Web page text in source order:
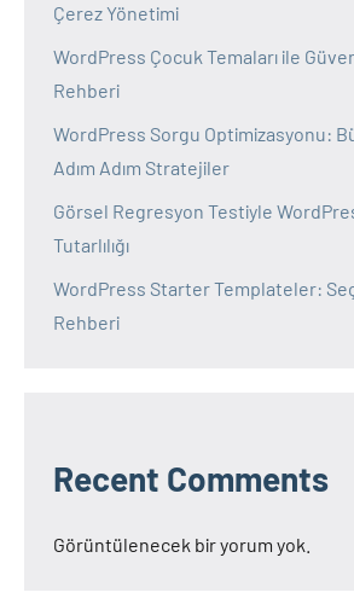
Çerez Yönetimi
WordPress Çocuk Temaları ile
Rehberi
WordPress Sorgu Optimizasyonu:
Adım Adım Stratejiler
Görsel Regresyon Testiyle
Tutarlılığı
WordPress Starter Templateler:
Rehberi
Recent Comments
Görüntülenecek bir yorum yok.